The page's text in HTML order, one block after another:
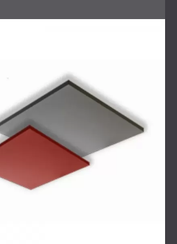
с помощью подвесных панелей
был быстрым и точным, что свело
рабочего процесса клиента.
сразу. Эхо было успешно
в помещении чистый,